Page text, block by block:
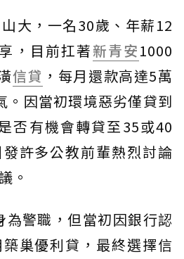
大，一名30歲、年薪12
，目前扛著新青安1000
信貸 ，每月還款高達5萬
。因當初環境惡劣僅貸到
否有機會轉貸至35或40
許多公教前輩熱烈討論
。
為警職，但當初因銀行認
巢優利貸，最終選擇信